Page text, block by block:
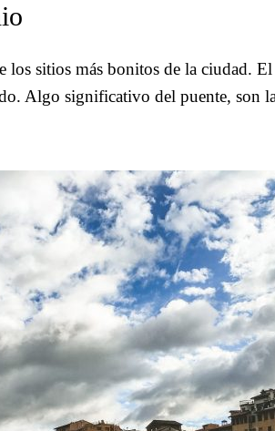
sitios más bonitos de la ciudad.
Algo significativo del puente, son